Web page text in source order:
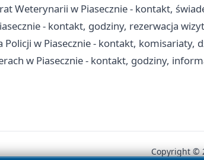
Weterynarii w Piasecznie - kontakt,
- kontakt, godziny, rezerwacja
Policji w Piasecznie - kontakt, komisariaty,
w Piasecznie - kontakt, godziny,
Copyright ©